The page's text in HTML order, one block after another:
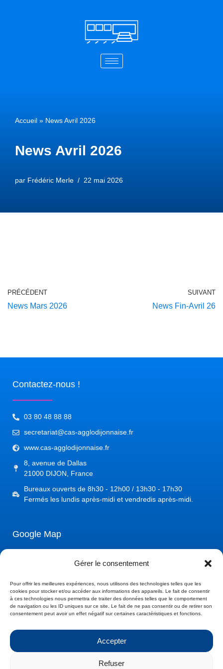
Gérer le consentement
Pour offrir les meilleures expériences, nous utilisons des technologies telles que les
cookies pour stocker et/ou accéder aux informations des appareils. Le fait de consentir
à ces technologies nous permettra de traiter des données telles que le comportement
de navigation ou les ID uniques sur ce site. Le fait de ne pas consentir ou de retirer son
consentement peut avoir un effet négatif sur certaines caractéristiques et fonctions.
Accepter
Refuser
Accueil » News Avril 2026
News Avril 2026
par Frédéric Merle 22 mai 2026
PRÉCÉDENT
News Mars 2026
SUIVANT
News Fin-Avril 26
Contactez-nous !
03 80 48 88 88
secretariat@cas-agglodijonnaise.fr
www.cas-agglodijonnaise.fr
8, avenue de Dallas
21000 DIJON, France
Bureaux ouverts de 8h30 - 12h00 / 13h30 - 17h30
Fermés les lundis après-midi et vendredis après-midi.
Google Map